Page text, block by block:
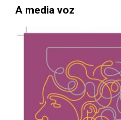
A media voz